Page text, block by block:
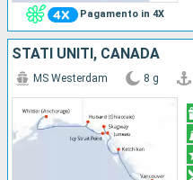
Pagamento in 4X
STATI UNITI, CANADA
MS Westerdam 8 g